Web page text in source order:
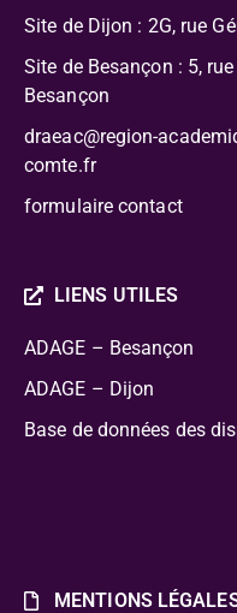
Site de Dijon : 2G, rue
Site de Besançon : 5,
Besançon
draeac@region-
comte.fr
formulaire contact
LIENS UTILES
ADAGE – Besançon
ADAGE – Dijon
Base de données des
MENTIONS